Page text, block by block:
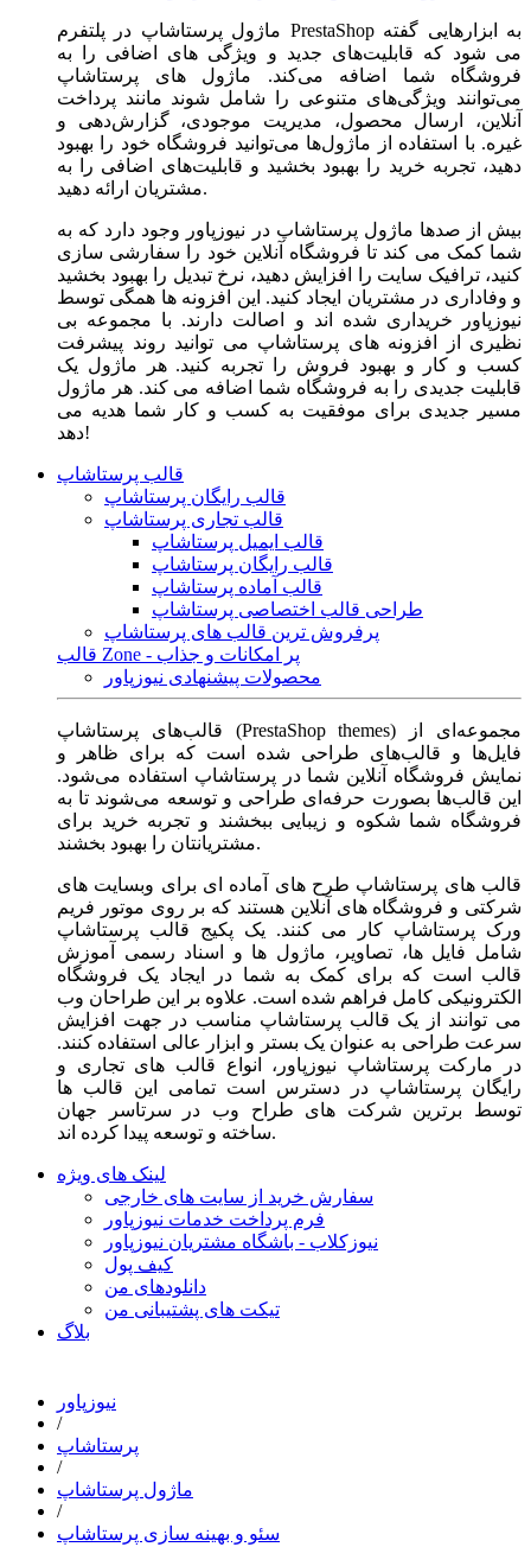
ماژول‌ پرستاشاپ در پلتفرم PrestaShop به ابزارهایی گفته
می شود که قابلیت‌های جدید و ویژگی های اضافی را به
فروشگاه شما اضافه می‌کند. ماژول های پرستاشاپ
می‌توانند ویژگی‌های متنوعی را شامل شوند مانند پرداخت
آنلاین، ارسال محصول، مدیریت موجودی، گزارش‌دهی و
غیره. با استفاده از ماژول‌ها می‌توانید فروشگاه خود را بهبود
دهید، تجربه خرید را بهبود بخشید و قابلیت‌های اضافی را به
مشتریان ارائه دهید.
بیش از صدها ماژول پرستاشاپ در نیوزپاور وجود دارد که به
شما کمک می کند تا فروشگاه آنلاین خود را سفارشی سازی
کنید، ترافیک سایت را افزایش دهید، نرخ تبدیل را بهبود بخشید
و وفاداری در مشتریان ایجاد کنید. این افزونه ها همگی توسط
نیوزپاور خریداری شده اند و اصالت دارند. با مجموعه بی
نظیری از افزونه های پرستاشاپ می توانید روند پیشرفت
کسب و کار و بهبود فروش را تجربه کنید. هر ماژول یک
قابلیت جدیدی را به فروشگاه شما اضافه می کند. هر ماژول
مسیر جدیدی برای موفقیت به کسب و کار شما هدیه می
دهد!
قالب پرستاشاپ
قالب رایگان پرستاشاپ
قالب تجاری پرستاشاپ
قالب ایمیل پرستاشاپ
قالب رایگان پرستاشاپ
قالب آماده پرستاشاپ
طراحی قالب اختصاصی پرستاشاپ
پرفروش ترین قالب های پرستاشاپ
قالب Zone - پر امکانات و جذاب
محصولات پیشنهادی نیوزپاور
قالب‌های پرستاشاپ (PrestaShop themes) مجموعه‌ای از
فایل‌ها و قالب‌های طراحی شده است که برای ظاهر و
نمایش فروشگاه آنلاین شما در پرستاشاپ استفاده می‌شود.
این قالب‌ها بصورت حرفه‌ای طراحی و توسعه می‌شوند تا به
فروشگاه شما شکوه و زیبایی ببخشند و تجربه خرید برای
مشتریانتان را بهبود بخشند.
قالب های پرستاشاپ طرح های آماده ای برای وبسایت های
شرکتی و فروشگاه های آنلاین هستند که بر روی موتور فریم
ورک پرستاشاپ کار می کنند. یک پکیج قالب پرستاشاپ
شامل فایل ها، تصاویر، ماژول ها و اسناد رسمی آموزش
قالب است که برای کمک به شما در ایجاد یک فروشگاه
الکترونیکی کامل فراهم شده است. علاوه بر این طراحان وب
می توانند از یک قالب پرستاشاپ مناسب در جهت افزایش
سرعت طراحی به عنوان یک بستر و ابزار عالی استفاده کنند.
در مارکت پرستاشاپ نیوزپاور، انواع قالب های تجاری و
رایگان پرستاشاپ در دسترس است تمامی این قالب ها
توسط برترین شرکت های طراح وب در سرتاسر جهان
ساخته و توسعه پیدا کرده اند.
لینک های ویژه
سفارش خرید از سایت های خارجی
فرم پرداخت خدمات نیوزپاور
نیوزکلاب - باشگاه مشتریان نیوزپاور
کیف پول
دانلودهای من
تیکت های پشتیبانی من
بلاگ
نیوزپاور
/
پرستاشاپ
/
ماژول پرستاشاپ
/
سئو و بهینه سازی پرستاشاپ